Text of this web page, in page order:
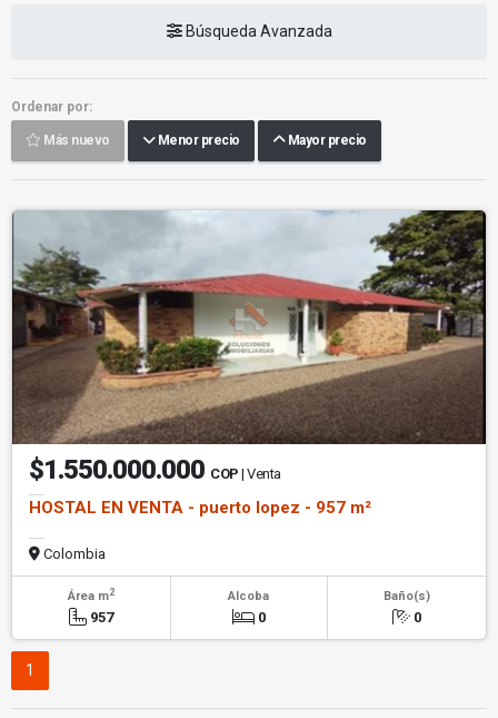
Búsqueda Avanzada
Ordenar por:
Más nuevo Menor precio Mayor precio
$1.550.000.000 COP | Venta
HOSTAL EN VENTA - puerto lopez - 957 m²
Colombia
Área m2
957
Alcoba
0
Baño(s)
0
1